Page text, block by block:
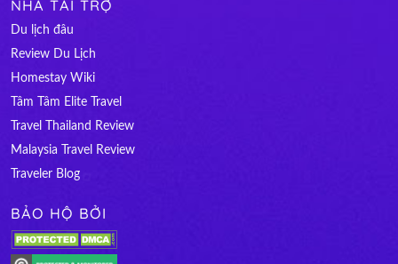
NHÀ TÀI TRỢ
Du lịch đâu
Review Du Lịch
Homestay Wiki
Tâm Tâm Elite Travel
Travel Thailand Review
Malaysia Travel Review
Traveler Blog
BẢO HỘ BỞI